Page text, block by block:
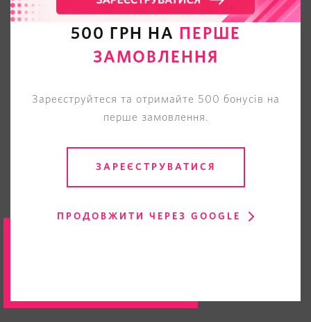
500 ГРН НА
ПЕРШЕ
ЗАМОВЛЕННЯ
Зареєструйтеся та отримайте 500 бонусів на
перше замовлення.
ЗАРЕЄСТРУВАТИСЯ
ПРОДОВЖИТИ ЧЕРЕЗ GOOGLE